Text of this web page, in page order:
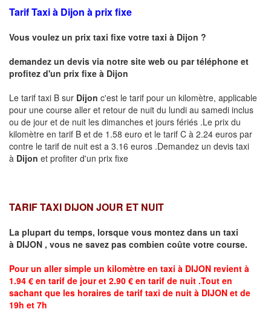
Tarif Taxi à Dijon à prix fixe
Vous voulez un prix taxi fixe votre taxi à Dijon ?
demandez un devis via notre site web ou par téléphone et
profitez d'un prix fixe à Dijon
Le tarif taxi B sur Dijon c'est le tarif pour un kilomètre, applicable
pour une course aller et retour de nuit du lundi au samedi inclus
ou de jour et de nuit les dimanches et jours fériés .Le prix du
kilomètre en tarif B et de 1.58 euro et le tarif C à 2.24 euros par
contre le tarif de nuit est a 3.16 euros .Demandez un devis taxi
à Dijon et profiter d'un prix fixe
TARIF TAXI DIJON JOUR ET NUIT
La plupart du temps, lorsque vous montez dans un taxi
à DIJON , vous ne savez pas combien coûte votre course.
Pour un aller simple un kilomètre en taxi à DIJON revient à
1.94 € en tarif de jour et 2.90 € en tarif de nuit .Tout en
sachant que les horaires de tarif taxi de nuit à DIJON et de
19h et 7h